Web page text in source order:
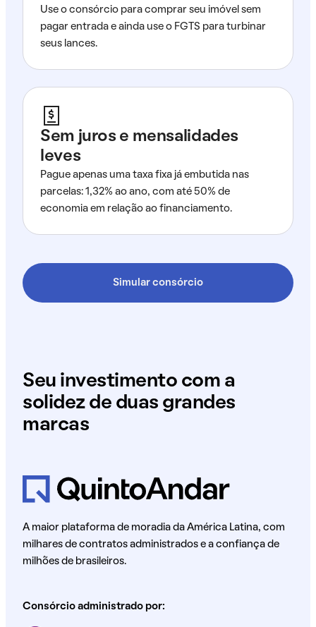
Use o consórcio para comprar seu imóvel sem
pagar entrada e ainda use o FGTS para turbinar
seus lances.
Sem juros e mensalidades
leves
Pague apenas uma taxa fixa já embutida nas
parcelas: 1,32% ao ano, com até 50% de
economia em relação ao financiamento.
Simular consórcio
Seu investimento com a
solidez de duas grandes
marcas
A maior plataforma de moradia da América Latina, com
milhares de contratos administrados e a confiança de
milhões de brasileiros.
Consórcio administrado por: